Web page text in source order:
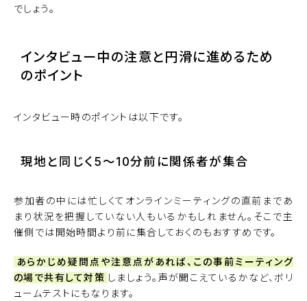
でしょう。
インタビュー中の注意と円滑に進めるため
のポイント
インタビュー時のポイントは以下です。
現地と同じく5〜10分前に関係者が集合
参加者の中には忙しくてオンラインミーティングの直前まであ
まり状況を把握していない人もいるかもしれません。そこで主
催側では開始時間より前に集合しておくのもおすすめです。
あらかじめ疑問点や注意点があれば、この事前ミーティング
の場で共有して対策 しましょう。声が聞こえているかなど、ボリ
ュームテストにもなります。